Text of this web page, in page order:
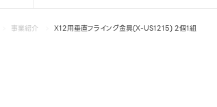
事業紹介 X12用垂直フライング金具(X-US1215) 2個1組